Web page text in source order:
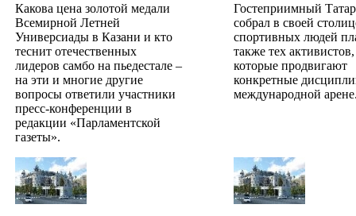
Какова цена золотой медали
Всемирной Летней
Универсиады в Казани и кто
теснит отечественных
лидеров самбо на пьедестале –
на эти и многие другие
вопросы ответили участники
пресс-конференции в
редакции «Парламентской
газеты».
Гостеприимный
собрал в своей
спортивных людей
также тех активистов,
которые продвигают
конкретные
международной